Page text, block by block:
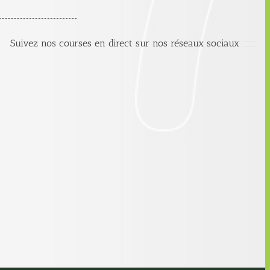
Suivez nos courses en direct sur nos réseaux sociaux